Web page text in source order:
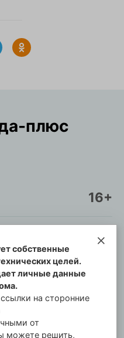
плюс
16+
портал
2026
СМИ: ПИ №57-
в сфере связи,
собственные
целей.
личные данные
на сторонние
от
можете решить,